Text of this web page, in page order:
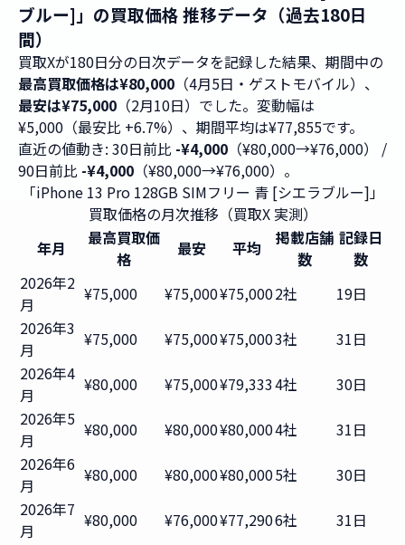
ブルー]」の買取価格 推移データ（過去180日
間）
買取Xが180日分の日次データを記録した結果、期間中の
最高買取価格は¥80,000 （4月5日・ゲストモバイル）、
最安は¥75,000 （2月10日）でした。変動幅は
¥5,000（最安比 +6.7%）、期間平均は¥77,855です。
直近の値動き: 30日前比 -¥4,000 （¥80,000→¥76,000） /
90日前比 -¥4,000 （¥80,000→¥76,000）。
「iPhone 13 Pro 128GB SIMフリー 青 [シエラブルー]」
買取価格の月次推移（買取X 実測）
年月
最高買取価
格
最安 平均
掲載店舗
数
記録日
数
2026年2
月
¥75,000 ¥75,000¥75,0002社
19日
2026年3
月
¥75,000 ¥75,000¥75,0003社
31日
2026年4
月
¥80,000 ¥75,000¥79,3334社
30日
2026年5
月
¥80,000 ¥80,000¥80,0004社
31日
2026年6
月
¥80,000 ¥80,000¥80,0005社
30日
2026年7
月
¥80,000 ¥76,000¥77,2906社
31日